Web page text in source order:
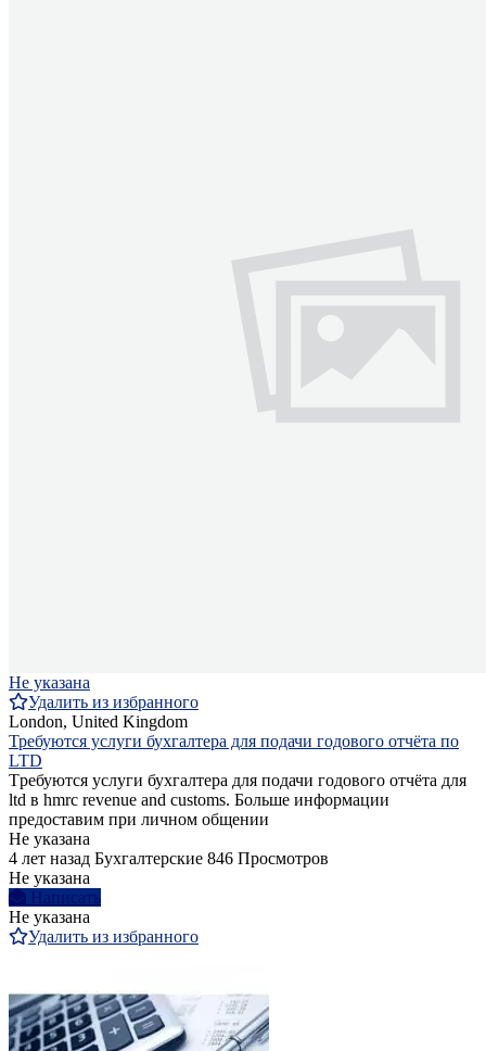
Не указана
Удалить из избранного
London, United Kingdom
Требуются услуги бухгалтера для подачи годового отчёта по
LTD
Tребуются услуги бухгалтера для подачи годового отчёта для
ltd в hmrc revenue and customs. Больше информации
предоставим при личном общении
Не указана
4 лет назад Бухгалтерские 846 Просмотров
Не указана
Написать
Не указана
Удалить из избранного